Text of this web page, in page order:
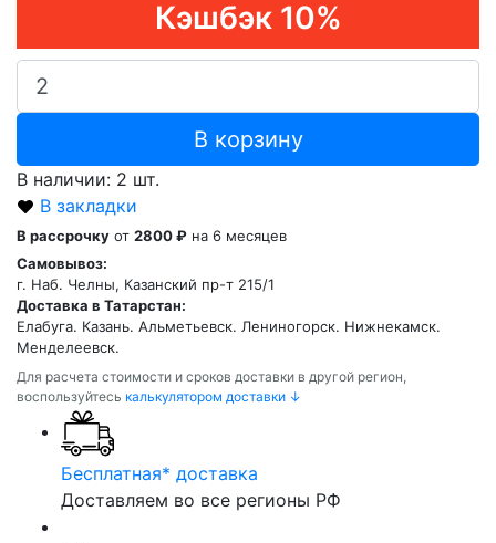
Кэшбэк 10%
В корзину
В наличии: 2 шт.
В закладки
В рассрочку от 2800 ₽ на 6 месяцев
Самовывоз:
г. Наб. Челны, Казанский пр-т 215/1
Доставка в Татарстан:
Елабуга. Казань. Альметьевск. Лениногорск. Нижнекамск.
Менделеевск.
Для расчета стоимости и сроков доставки в другой регион,
воспользуйтесь калькулятором доставки ↓
Бесплатная* доставка
Доставляем во все регионы РФ